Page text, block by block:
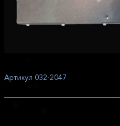
Артикул 032-2047